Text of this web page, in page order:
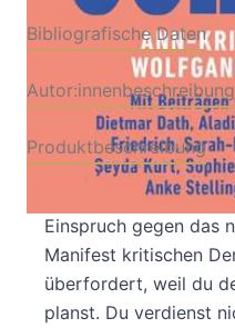
Bibliografische Daten
Autor:innenbeschreibung
Produktbeschreibung
„Du bist selbst schuld
Einspruch gegen das
Manifest kritischen
überfordert, weil du
planst. Du verdienst